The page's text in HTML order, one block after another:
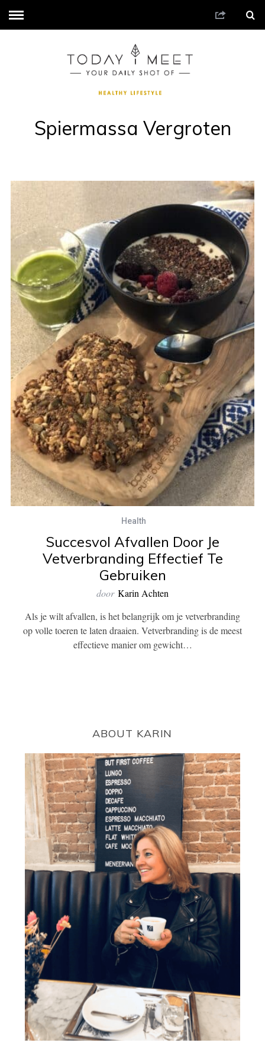
Spiermassa Vergroten
Health
Succesvol Afvallen Door Je
Vetverbranding Effectief Te
Gebruiken
door Karin Achten
Als je wilt afvallen, is het belangrijk om je vetverbranding
op volle toeren te laten draaien. Vetverbranding is de meest
effectieve manier om gewicht…
ABOUT KARIN